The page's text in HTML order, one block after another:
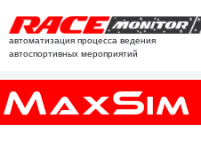
автоматизация процесса ведения
автоспортивных мероприятий